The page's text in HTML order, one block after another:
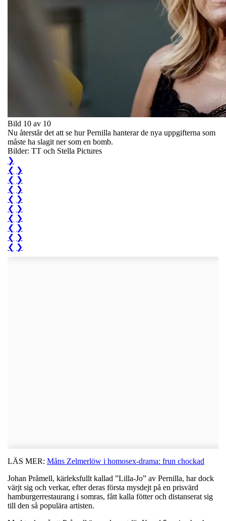
Bild 10 av 10
Nu återstår det att se hur Pernilla hanterar de nya uppgifterna som
måste ha slagit ner som en bomb.
Bilder: TT och Stella Pictures
❯
❮ ❯
❮ ❯
❮ ❯
❮ ❯
❮ ❯
❮ ❯
❮ ❯
❮ ❯
❮ ❯
LÄS MER: Måns Zelmerlöw i homosex-drama: frun chockad
Johan Pråmell, kärleksfullt kallad ”Lilla-Jo” av Pernilla, har dock
värjt sig och verkar, efter deras första mysdejt på en prisvärd
hamburgerrestaurang i somras, fått kalla fötter och distanserat sig
till den så populära artisten.